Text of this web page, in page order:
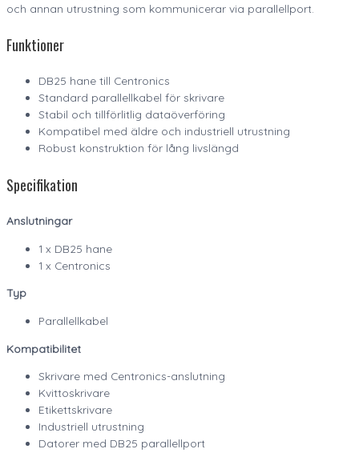
och annan utrustning som kommunicerar via parallellport.
Funktioner
DB25 hane till Centronics
Standard parallellkabel för skrivare
Stabil och tillförlitlig dataöverföring
Kompatibel med äldre och industriell utrustning
Robust konstruktion för lång livslängd
Specifikation
Anslutningar
1 x DB25 hane
1 x Centronics
Typ
Parallellkabel
Kompatibilitet
Skrivare med Centronics-anslutning
Kvittoskrivare
Etikettskrivare
Industriell utrustning
Datorer med DB25 parallellport